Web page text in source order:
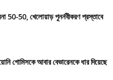
50-50, খেলোয়াড় পুনর্নবীকরণ প্রস্তাবে
গোমিসকে আবার বেভারেনকে ধার দিয়েছে